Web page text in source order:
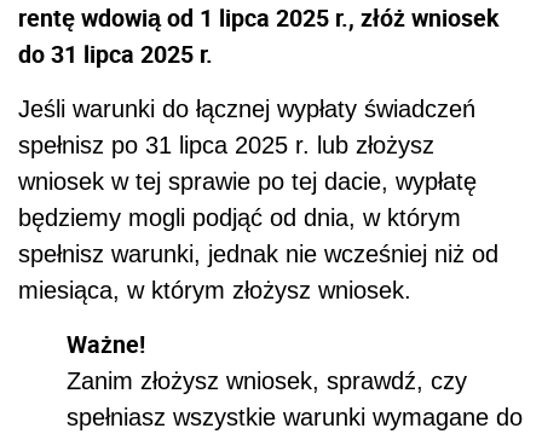
rentę wdowią od 1 lipca 2025 r., złóż wniosek
do 31 lipca 2025 r.
Jeśli warunki do łącznej wypłaty świadczeń
spełnisz po 31 lipca 2025 r. lub złożysz
wniosek w tej sprawie po tej dacie, wypłatę
będziemy mogli podjąć od dnia, w którym
spełnisz warunki, jednak nie wcześniej niż od
miesiąca, w którym złożysz wniosek.
Ważne!
Zanim złożysz wniosek, sprawdź, czy
spełniasz wszystkie warunki wymagane do